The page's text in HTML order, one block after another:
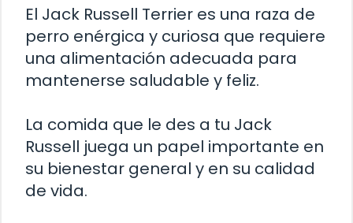
El Jack Russell Terrier es una raza de
perro enérgica y curiosa que requiere
una alimentación adecuada para
mantenerse saludable y feliz.
La comida que le des a tu Jack
Russell juega un papel importante en
su bienestar general y en su calidad
de vida.